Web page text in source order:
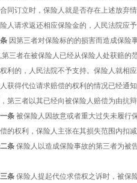
订立时，保险人就是否存在上述放弃情
人请求返还相应保险金的，人民法院应
因第三者对保险标的的损害而造成保险
第三者在被保险人已经从保险人处获赔的
利的，人民法院不予支持。保险人就相
得代位请求赔偿的权利的情况已经通知
第三者以其已经向被保险人赔偿为由抗
条 被保险人因故意或者重大过失未履行
的权利，保险人主张在其损失范围内扣
条 保险人以造成保险事故的第三者为被
条 保险人提起代位求偿权之诉时，被保